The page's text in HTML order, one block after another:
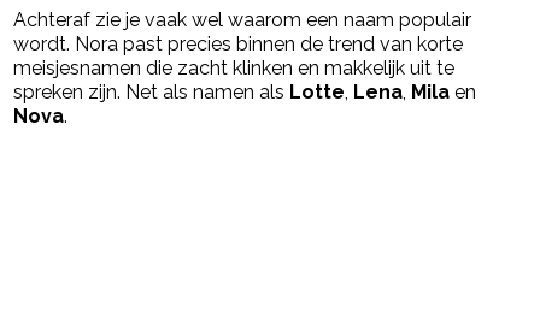
Achteraf zie je vaak wel waarom een naam populair
wordt. Nora past precies binnen de trend van korte
meisjesnamen die zacht klinken en makkelijk uit te
spreken zijn. Net als namen als Lotte Lena Mila en
Nova.